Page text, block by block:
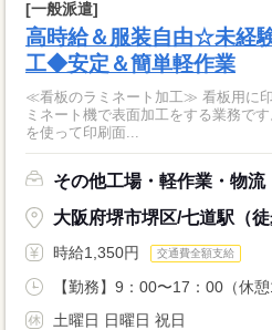
[一般派遣]
高時給＆服装自由☆未経
工◆安定＆簡単軽作業
≪看板のラミネート加工≫ 看板用に印刷されたプリントに対し、ラ
ミネート機で表面加工をする業務です。 主な仕事内容＞ 専用の
を使って印刷面...
その他工場・軽作業・物流
大阪府堺市堺区/七道駅（徒
時給1,350円 交通費全額支給
【勤務】9：00〜17：00（休
土曜日 日曜日 祝日